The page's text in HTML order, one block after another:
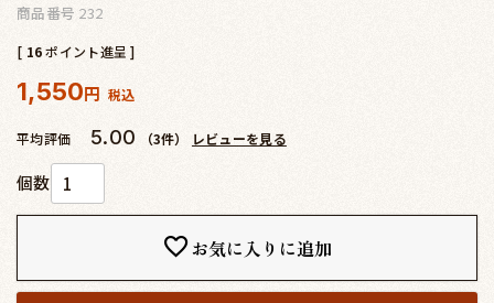
商品番号 232
[ 16 ポイント進呈 ]
1,550 税込
平均評価 5.00 （3件） レビューを見る
お気に入りに追加